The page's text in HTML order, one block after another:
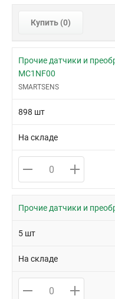
Купить (0)
Прочие датчики и
MC1NF00
SMARTSENS
898 шт
На складе
Прочие датчики и
5 шт
На складе